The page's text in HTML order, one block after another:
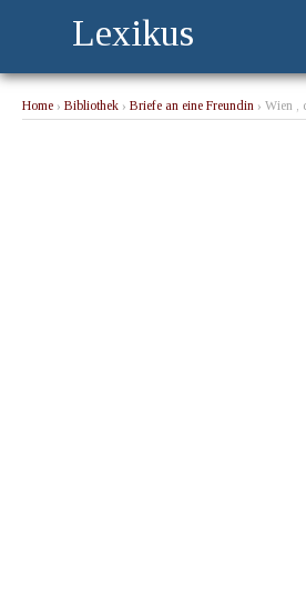
Lexikus
Home › Bibliothek › Briefe an eine Freundin › Wien ,